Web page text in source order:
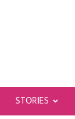
STORIES